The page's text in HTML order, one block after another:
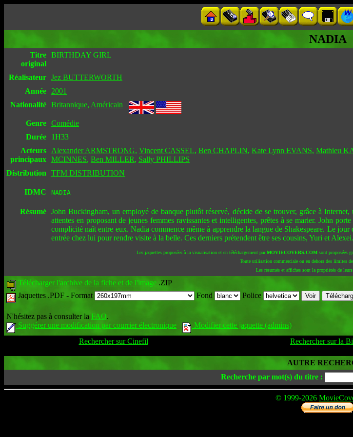
NADIA
Titre
original
BIRTHDAY GIRL
Réalisateur Jez BUTTERWORTH
Année
2001
Nationalité Britannique, Américain
Genre Comédie
Durée
1H33
Acteurs
principaux
Alexander ARMSTRONG, Vincent CASSEL, Ben CHAPLIN, Kate Lynn EVANS, Mathieu
MCINNES, Ben MILLER, Sally PHILLIPS
Distribution
TFM DISTRIBUTION
IDMC NADIA
Résumé John Buckingham, un employé de banque plutôt réservé, décide de se trouver, grâce à
attentes en proposant de jeunes femmes ravissantes et intelligentes, prêtes à se marier. John
complicité naît entre eux. Nadia commence même à apprendre la langue de Shakespeare. Le
entrée chez lui pour rendre visite à la belle. Ces derniers prétendent être ses cousins, Yuri et
Les jaquettes proposées à la visualisation et en téléchargement parMOVIECOVERS.COMsont proposées
Toute utilisation commerciale ou en dehors des limites
Les résumés et affiches sont la propriétés de
Télécharger l'archive de la fiche et de l'image .ZIP
Jaquettes .PDF - Format Fond Police
N'hésitez pas à consulter la FAQ.
Suggérer une modification par courrier électronique
Modifier cette jaquette (admins)
Rechercher sur Cinefil
Rechercher sur la
AUTRE
Recherche par mot(s) du titre :
© 1999-2026